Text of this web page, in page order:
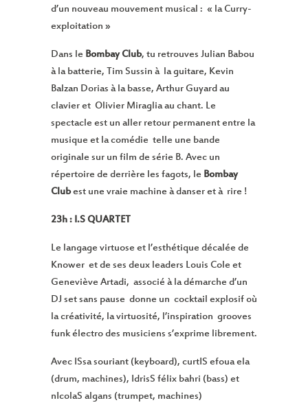
d’un nouveau mouvement musical : « la Curry-
exploitation »
Dans le Bombay Club, tu retrouves Julian Babou
à la batterie, Tim Sussin à la guitare, Kevin
Balzan Dorias à la basse, Arthur Guyard au
clavier et Olivier Miraglia au chant. Le
spectacle est un aller retour permanent entre la
musique et la comédie telle une bande
originale sur un film de série B. Avec un
répertoire de derrière les fagots, le Bombay
Clubest une vraie machine à danser et à rire !
23h : I.S QUARTET
Le langage virtuose et l’esthétique décalée de
Knower et de ses deux leaders Louis Cole et
Geneviève Artadi, associé à la démarche d’un
DJ set sans pause donne un cocktail explosif où
la créativité, la virtuosité, l’inspiration grooves
funk électro des musiciens s’exprime librement.
Avec ISsa souriant (keyboard), curtIS efoua ela
(drum, machines), IdrisS félix bahri (bass) et
nIcolaS algans (trumpet, machines)